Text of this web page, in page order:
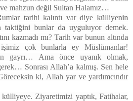
mahzun değil Sultan Halamız…
tarihi kalıntı var diye külliyenin
taktiğini bunlar da uyguluyor demek.
kazmadı mı? Tarih var bunun altında
çok bunlarla ey Müslümanlar!
gayrı… Ama önce uyanık olmak,
Sonrası Allah’a kalmış. Sen hele
ki, Allah yar ve yardımcındır
külliyeye. Ziyaretimizi yaptık, Fatihalar,